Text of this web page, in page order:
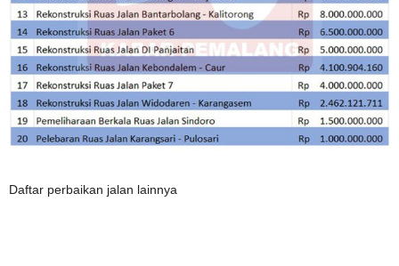
Daftar perbaikan jalan lainnya